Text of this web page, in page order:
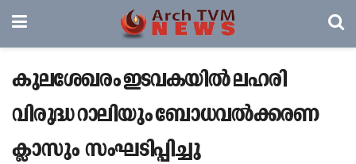
കുലശേഖരം ഇടവകയിൽ ലഹരി
വിരുദ്ധ റാലിയും ബോധവൽക്കരണ
ക്ലാസും സംഘടിപ്പിച്ചു